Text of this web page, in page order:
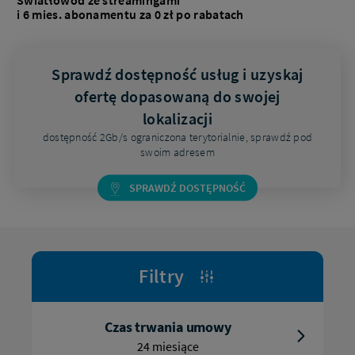
i 6 mies. abonamentu za 0 zł po rabatach
Sprawdź dostępność usług i uzyskaj
ofertę dopasowaną do swojej
lokalizacji
dostępność 2Gb/s ograniczona terytorialnie, sprawdź pod
swoim adresem
SPRAWDŹ DOSTĘPNOŚĆ
Filtry
Czas trwania umowy
24 miesiące